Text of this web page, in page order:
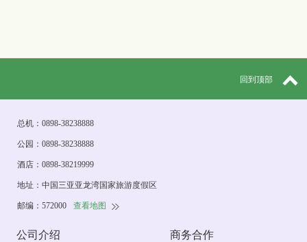
回到顶部
总机：0898-38238888
公园：0898-38238888
酒店：0898-38219999
地址：中国三亚亚龙湾国家旅游度假区
邮编：572000 查看地图
公司介绍 商务合作